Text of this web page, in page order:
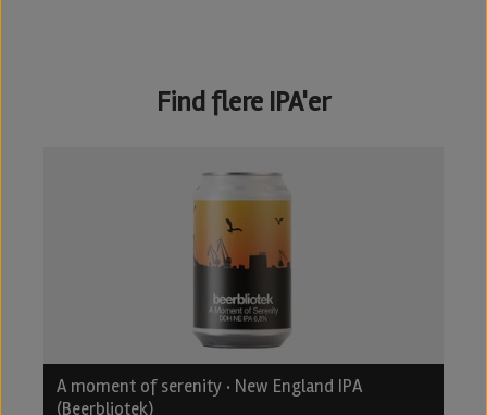
Find flere IPA'er
A moment of serenity · New England IPA
(Beerbliotek)